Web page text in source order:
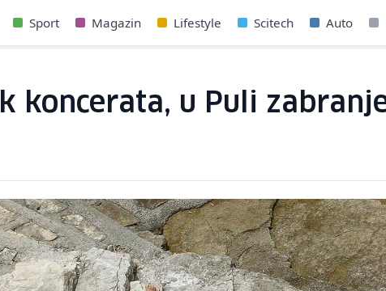
Sport Magazin Lifestyle Scitech Auto
koncerata, u Puli